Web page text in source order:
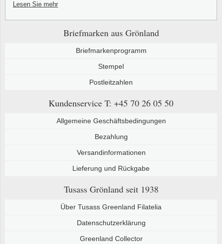
Briefmarken aus Grönland
Briefmarkenprogramm
Stempel
Postleitzahlen
Kundenservice T: +45 70 26 05 50
Allgemeine Geschäftsbedingungen
Bezahlung
Versandinformationen
Lieferung und Rückgabe
Tusass Grönland seit 1938
Über Tusass Greenland Filatelia
Datenschutzerklärung
Greenland Collector
Lesen Sie mehr